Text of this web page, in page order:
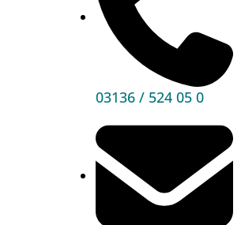
03136 / 524 05 0
Projekt einer Baurestmassen-
in Premstätten wird in
Form nicht weiterverfolgt – die
Projekt als Projektwerberin
die Marktgemeinde ist das ein
nach Jahren konsequenter,
und sachlicher Arbeit im Interesse
Bürgermeister Dr. Matthias Pokorn
zeigt, was möglich ist, wenn
auftritt, arbeitet und alle